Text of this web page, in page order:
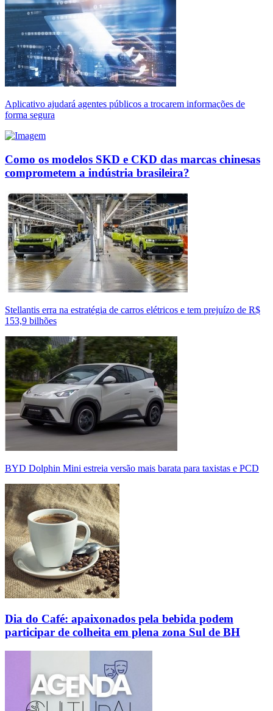
Aplicativo ajudará agentes públicos a trocarem informações de
forma segura
Como os modelos SKD e CKD das marcas chinesas
comprometem a indústria brasileira?
Stellantis erra na estratégia de carros elétricos e tem prejuízo de R$
153,9 bilhões
BYD Dolphin Mini estreia versão mais barata para taxistas e PCD
Dia do Café: apaixonados pela bebida podem
participar de colheita em plena zona Sul de BH